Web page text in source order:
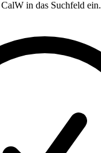
CalW in das Suchfeld ein.